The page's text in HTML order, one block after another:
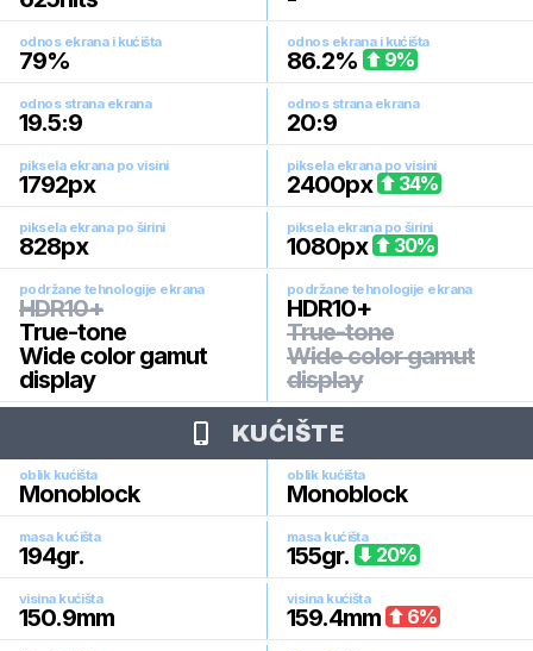
odnos ekrana i kućišta
79%
odnos ekrana i kućišta
86.2% 9%
odnos strana ekrana
19.5:9
odnos strana ekrana
20:9
piksela ekrana po visini
1792px
piksela ekrana po visini
2400px 34%
piksela ekrana po širini
828px
piksela ekrana po širini
1080px 30%
podržane tehnologije ekrana
HDR10+
True-tone
Wide color gamut
display
podržane tehnologije ekrana
HDR10+
True-tone
Wide color gamut
display
KUĆIŠTE
oblik kućišta
Monoblock
oblik kućišta
Monoblock
masa kućišta
194gr.
masa kućišta
155gr. 20%
visina kućišta
150.9mm
visina kućišta
159.4mm 6%